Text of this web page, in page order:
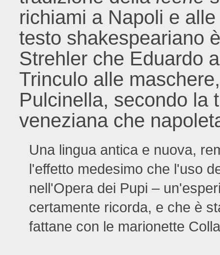
richiami a Napoli e
testo shakespeariano
Strehler che Eduardo
Trinculo alle
Pulcinella, secondo la
veneziana che
Una lingua antica e nuova,
l'effetto medesimo che l'uso
nell'Opera dei Pupi –
certamente ricorda, e che è
fattane con le marionette